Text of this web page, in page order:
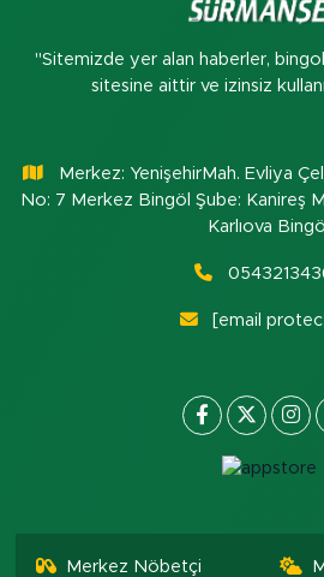
"Sitemizde yer alan haberler,
sitesine aittir ve izinsiz
Merkez: YenişehirMah. Evliya
No: 7 Merkez Bingöl Şube: Kanireş
Karlıova Bingöl
[email
Merkez Nöbetçi